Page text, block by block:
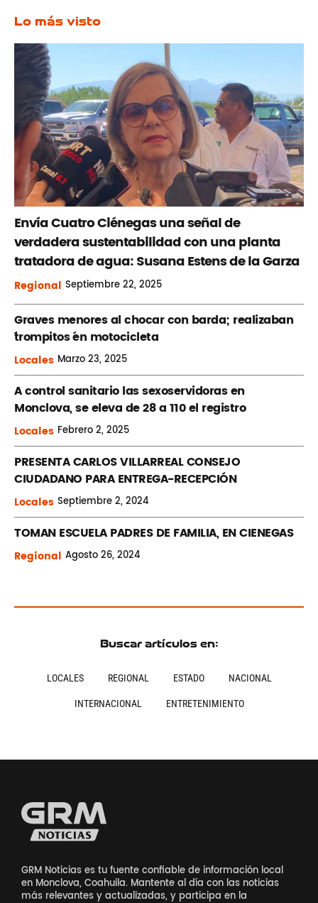
Lo más visto
Envía Cuatro Ciénegas una señal de
verdadera sustentabilidad con una planta
tratadora de agua: Susana Estens de la Garza
Regional Septiembre22, 2025
Graves menores al chocar con barda; realizaban
´trompitos ´en motocicleta
Locales Marzo23, 2025
A control sanitario las sexoservidoras en
Monclova, se eleva de 28 a 110 el registro
Locales Febrero2, 2025
PRESENTA CARLOS VILLARREAL CONSEJO
CIUDADANO PARA ENTREGA-RECEPCIÓN
Locales Septiembre2, 2024
TOMAN ESCUELA PADRES DE FAMILIA, EN CIENEGAS
Regional Agosto26, 2024
Buscar artículos en:
LOCALES REGIONAL ESTADO NACIONAL
INTERNACIONAL ENTRETENIMIENTO
GRM Noticias es tu fuente confiable de información local
en Monclova, Coahuila. Mantente al día con las noticias
más relevantes y actualizadas, y participa en la